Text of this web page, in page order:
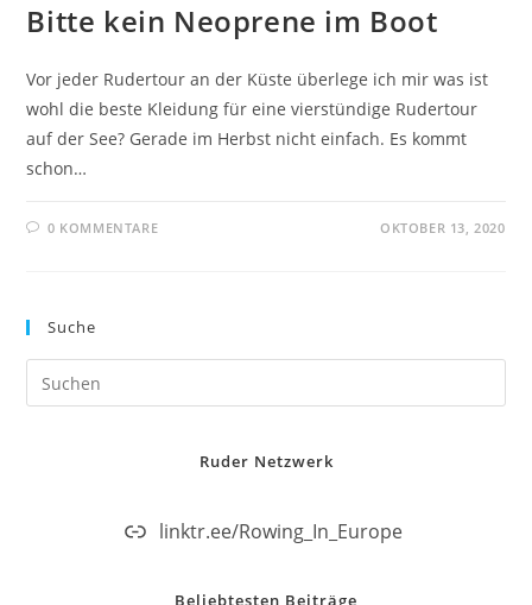
Bitte kein Neoprene im Boot
Vor jeder Rudertour an der Küste überlege ich mir was ist
wohl die beste Kleidung für eine vierstündige Rudertour
auf der See? Gerade im Herbst nicht einfach. Es kommt
schon…
0 KOMMENTARE OKTOBER 13, 2020
Suche
Ruder Netzwerk
linktr.ee/Rowing_In_Europe
Beliebtesten Beiträge